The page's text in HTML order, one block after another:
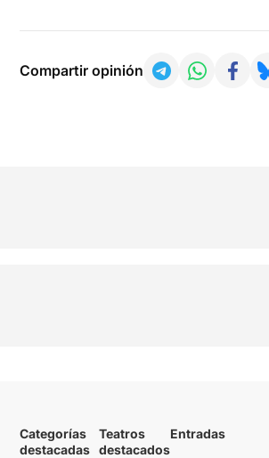
Compartir opinión
Categorías
destacadas
Teatros
destacados
Entradas